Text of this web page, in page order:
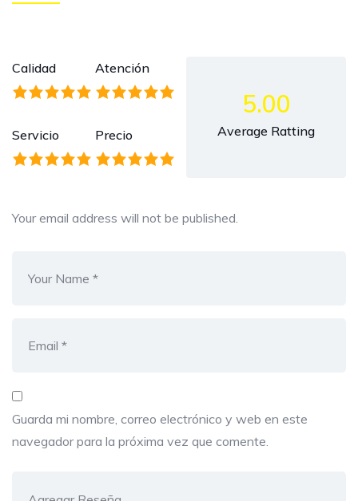
Calidad Atención
Servicio Precio
5.00
Average Ratting
Your email address will not be published.
Guarda mi nombre, correo electrónico y web en este
navegador para la próxima vez que comente.